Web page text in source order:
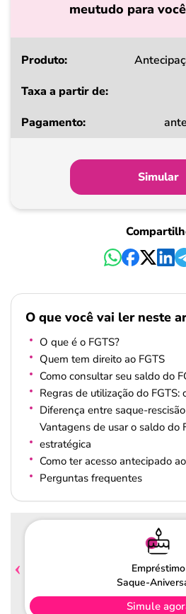
meutudo para você
Produto
a
Pagamento
Simular
O que você vai ler neste
O que é o FGTS?
Quem tem direito ao FGTS
Como consultar seu saldo do
Regras de utilização do FGTS:
Diferença entre saque-
Vantagens de usar o saldo do
estratégica
Como ter acesso antecipado
Perguntas frequentes
Empréstimo
Saque-
Simule